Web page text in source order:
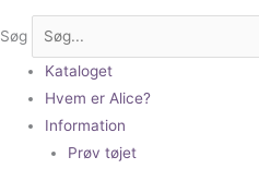
Søg
Kataloget
Hvem er Alice?
Information
Prøv tøjet